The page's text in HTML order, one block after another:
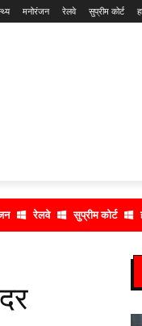
मनोरंजन रेलवे सुप्रीम कोर्ट
रेलवे सुप्रीम कोर्ट